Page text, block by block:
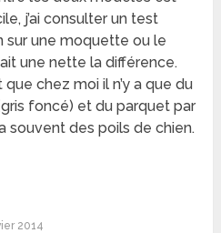
j’ai consulter un test
sur une moquette ou le
une nette la différence.
que chez moi il n’y a que du
foncé) et du parquet par
souvent des poils de chien.
2014